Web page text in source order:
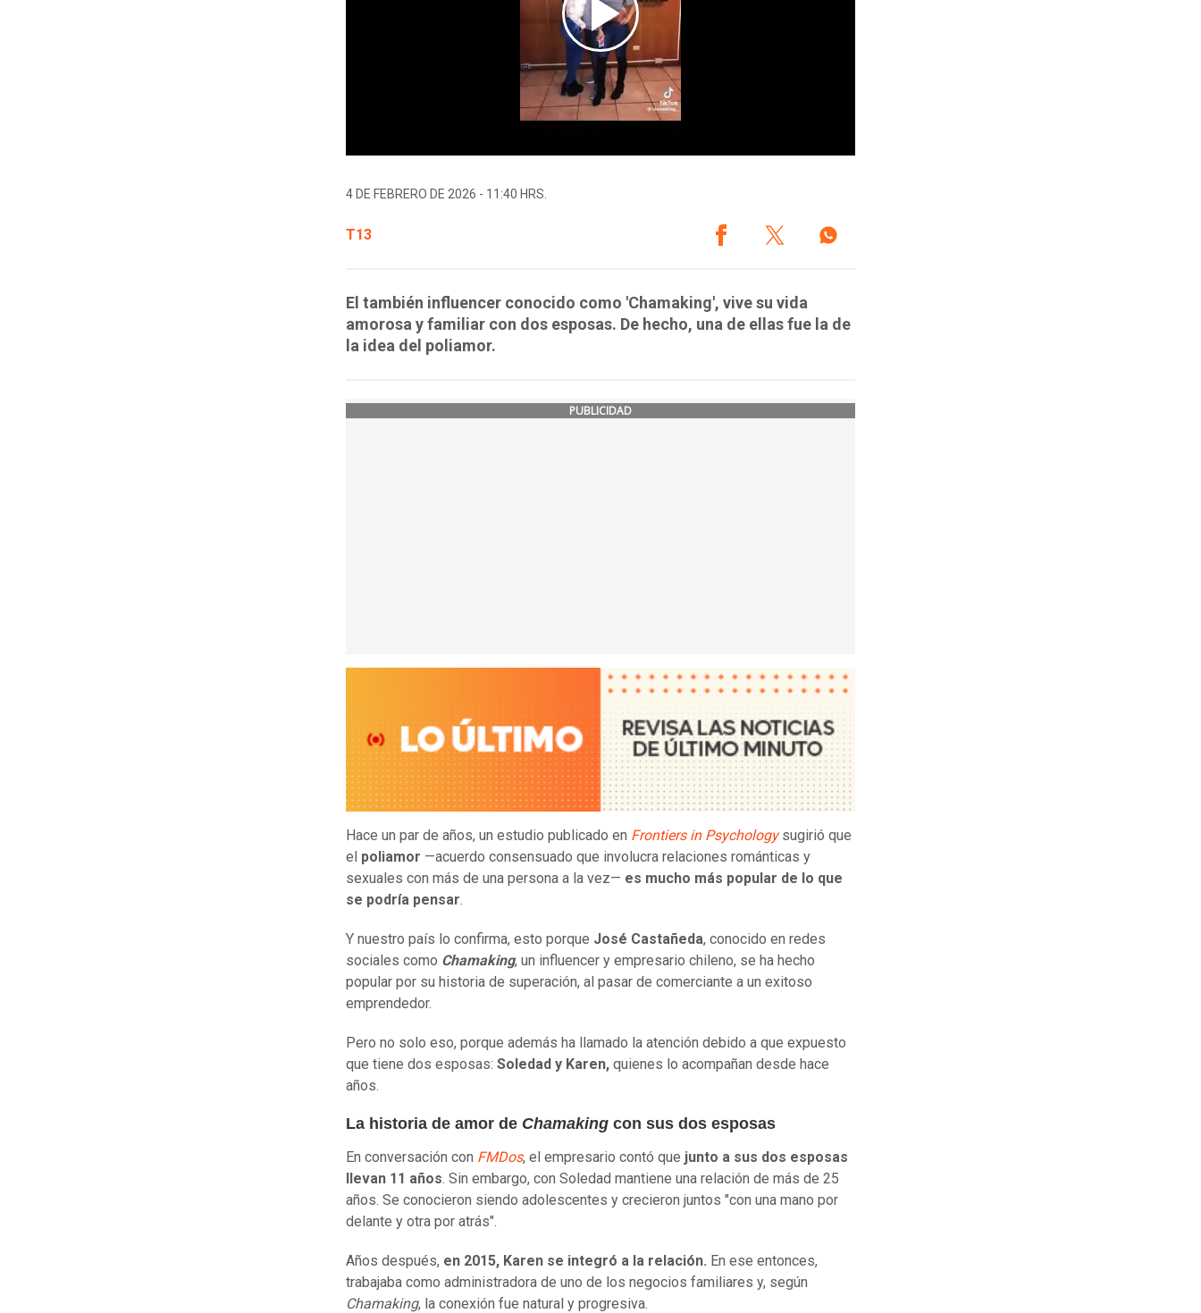
4 DE FEBRERO DE 2026 - 11:40 HRS.
T13
El también influencer conocido como 'Chamaking', vive su vida
amorosa y familiar con dos esposas. De hecho, una de ellas fue la de
la idea del poliamor.
PUBLICIDAD
Hace un par de años, un estudio publicado en Frontiers in Psychologysugirió que
el poliamor —acuerdo consensuado que involucra relaciones románticas y
sexuales con más de una persona a la vez— es mucho más popular de lo que
se podría pensar.
Y nuestro país lo confirma, esto porque José Castañeda, conocido en redes
sociales como Chamaking, un influencer y empresario chileno, se ha hecho
popular por su historia de superación, al pasar de comerciante a un exitoso
emprendedor.
Pero no solo eso, porque además ha llamado la atención debido a que expuesto
que tiene dos esposas: Soledad y Karen, quienes lo acompañan desde hace
años.
La historia de amor de Chamaking con sus dos esposas
En conversación con FMDos, el empresario contó que junto a sus dos esposas
llevan 11 años. Sin embargo, con Soledad mantiene una relación de más de 25
años. Se conocieron siendo adolescentes y crecieron juntos "con una mano por
delante y otra por atrás".
Años después, en 2015, Karen se integró a la relación. En ese entonces,
trabajaba como administradora de uno de los negocios familiares y, según
Chamaking, la conexión fue natural y progresiva.